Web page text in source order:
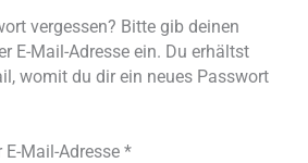
vergessen? Bitte gib deinen
E-Mail-Adresse ein. Du erhältst
womit du dir ein neues Passwort
E-Mail-Adresse *
Erforderlich